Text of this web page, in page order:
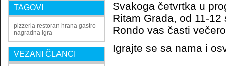
TAGOVI
pizzeria restoran hrana gastro
nagradna igra
VEZANI ČLANCI
Svakoga četvrtka u
Ritam Grada, od 11-
Rondo vas časti
Igrajte se sa nama i